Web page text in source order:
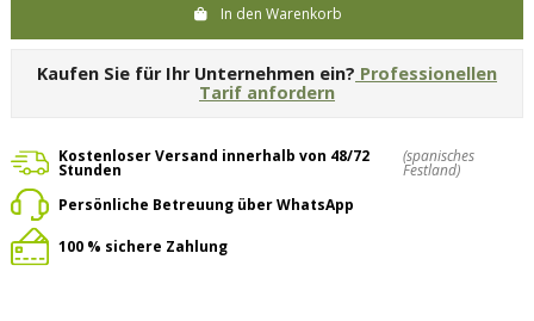
In den Warenkorb
Kaufen Sie für Ihr Unternehmen ein? Professionellen
Tarif anfordern
Kostenloser Versand innerhalb von 48/72
Stunden
(spanisches
Festland)
Persönliche Betreuung über WhatsApp
100 % sichere Zahlung